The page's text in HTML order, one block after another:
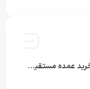
قیمت پتو تک نفره برجسته پروانه | خرید عمده مستقیم با بهترین قیمت بازار